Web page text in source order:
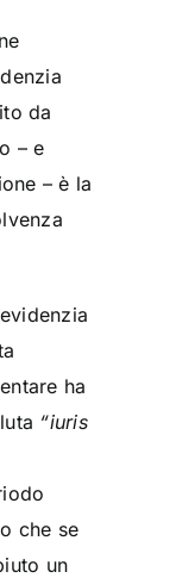
da
– e
– è la
ha
“iuris
che se
un